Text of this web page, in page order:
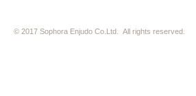
© 2017 Sophora Enjudo Co.Ltd. All rights reserved.